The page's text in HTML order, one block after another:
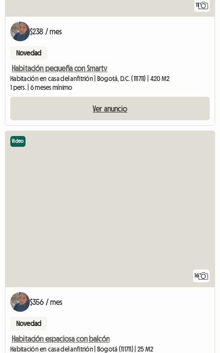
11
$238 / mes
Novedad
Habitación pequeña con Smartv
Habitación en casa del anfitrión | Bogotá, D.C. (111711) | 420 M2
1 pers. | 6 meses mínimo
Ver anuncio
16
Video
$356 / mes
Novedad
Habitación espaciosa con balcón
Habitación en casa del anfitrión | Bogotá (111711) | 25 M2